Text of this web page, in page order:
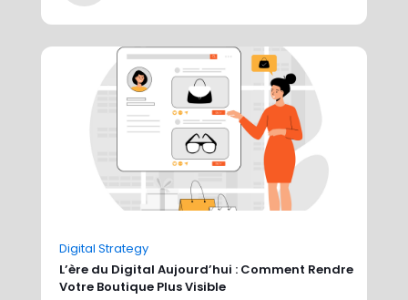
Digital Strategy
L’ère du Digital Aujourd’hui : Comment Rendre
Votre Boutique Plus Visible